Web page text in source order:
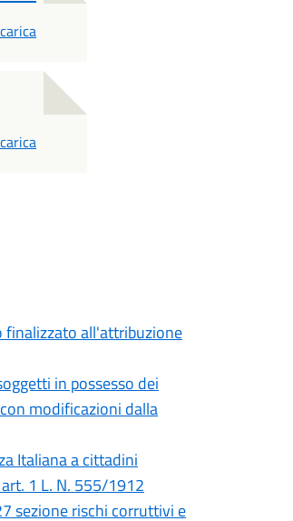
finalizzato all'attribuzione
in possesso dei
modificazioni dalla
Italiana a cittadini
1 L. N. 555/1912
sezione rischi corruttivi e